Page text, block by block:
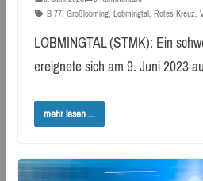
B 77, Großlobming, Lobmingtal, Rotes Kreuz,
LOBMINGTAL (STMK): Ein
ereignete sich am 9. Juni 2023
mehr lesen ...